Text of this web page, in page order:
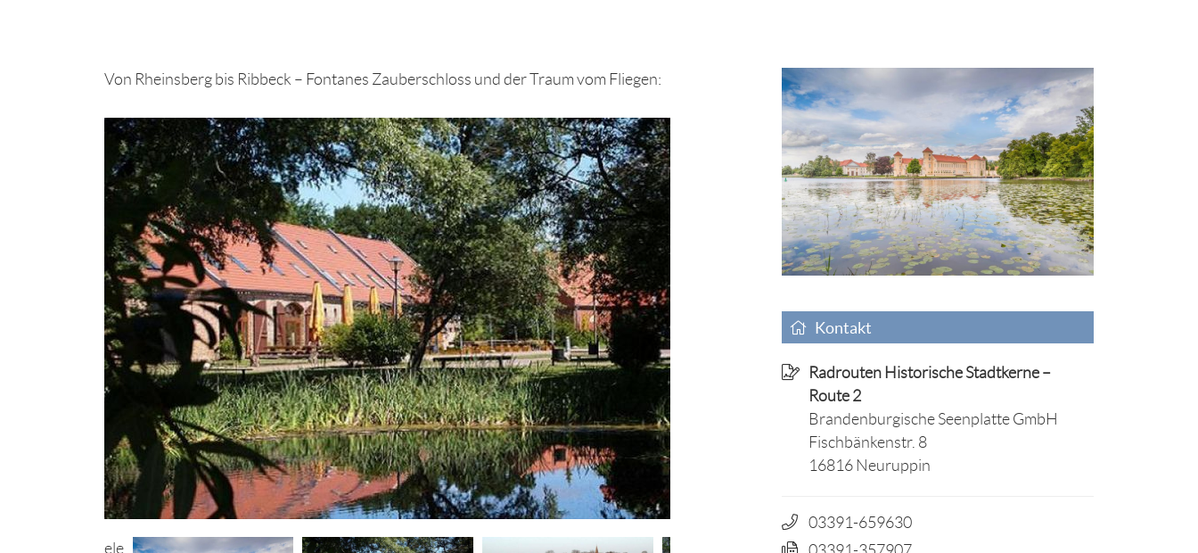
Von Rheinsberg bis Ribbeck – Fontanes Zauberschloss und der Traum vom Fliegen:
Kontakt
Radrouten Historische Stadtkerne –
Route 2
Brandenburgische Seenplatte GmbH
Fischbänkenstr. 8
16816 Neuruppin
03391-659630